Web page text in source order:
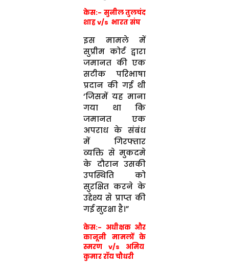
केस:- सुनील तुलचंद
शाह v/s भारत संघ
इस मामले में
सुप्रीम कोर्ट द्वारा
जमानत की एक
सटीक परिभाषा
प्रदान की गई थी
‘जिसमें यह माना
गया था कि
जमानत एक
अपराध के संबंध
में गिरफ्तार
व्यक्ति से मुकदमे
के दौरान उसकी
उपस्थिति को
सुरक्षित करने के
उद्देश्य से प्राप्त की
गई सुरक्षा है।”
केस:- अधीक्षक और
कानूनी मामलों के
स्मरण v/s अमिय
कुमार रॉय चौधरी